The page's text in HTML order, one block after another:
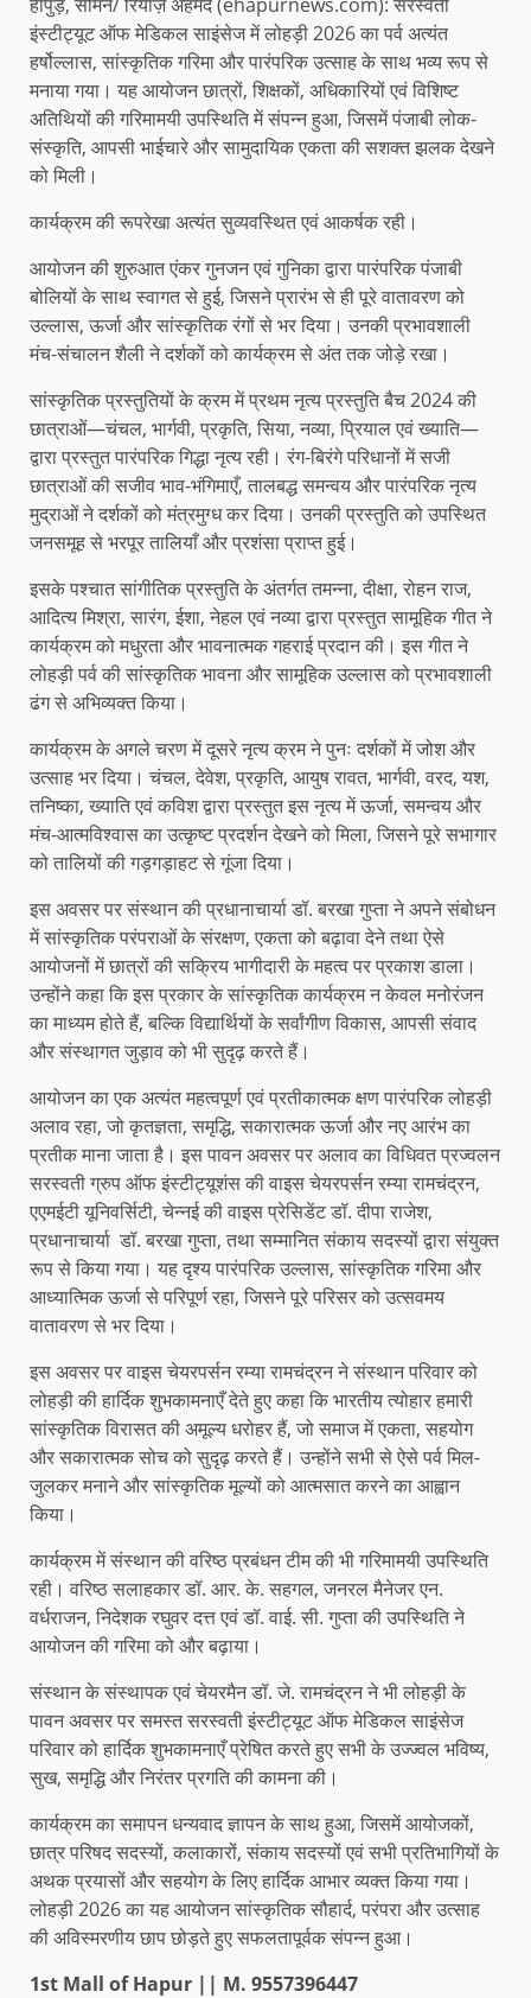
इंस्टीट्यूट ऑफ मेडिकल साइंसेज में लोहड़ी 2026 का पर्व अत्यंत
हर्षोल्लास, सांस्कृतिक गरिमा और पारंपरिक उत्साह के साथ भव्य रूप से
मनाया गया। यह आयोजन छात्रों, शिक्षकों, अधिकारियों एवं विशिष्ट
अतिथियों की गरिमामयी उपस्थिति में संपन्न हुआ, जिसमें पंजाबी लोक-
संस्कृति, आपसी भाईचारे और सामुदायिक एकता की सशक्त झलक देखने
को मिली।
कार्यक्रम की रूपरेखा अत्यंत सुव्यवस्थित एवं आकर्षक रही।
आयोजन की शुरुआत एंकर गुनजन एवं गुनिका द्वारा पारंपरिक पंजाबी
बोलियों के साथ स्वागत से हुई, जिसने प्रारंभ से ही पूरे वातावरण को
उल्लास, ऊर्जा और सांस्कृतिक रंगों से भर दिया। उनकी प्रभावशाली
मंच-संचालन शैली ने दर्शकों को कार्यक्रम से अंत तक जोड़े रखा।
सांस्कृतिक प्रस्तुतियों के क्रम में प्रथम नृत्य प्रस्तुति बैच 2024 की
छात्राओं—चंचल, भार्गवी, प्रकृति, सिया, नव्या, प्रियाल एवं ख्याति—
द्वारा प्रस्तुत पारंपरिक गिद्धा नृत्य रही। रंग-बिरंगे परिधानों में सजी
छात्राओं की सजीव भाव-भंगिमाएँ, तालबद्ध समन्वय और पारंपरिक नृत्य
मुद्राओं ने दर्शकों को मंत्रमुग्ध कर दिया। उनकी प्रस्तुति को उपस्थित
जनसमूह से भरपूर तालियाँ और प्रशंसा प्राप्त हुई।
इसके पश्चात सांगीतिक प्रस्तुति के अंतर्गत तमन्ना, दीक्षा, रोहन राज,
आदित्य मिश्रा, सारंग, ईशा, नेहल एवं नव्या द्वारा प्रस्तुत सामूहिक गीत ने
कार्यक्रम को मधुरता और भावनात्मक गहराई प्रदान की। इस गीत ने
लोहड़ी पर्व की सांस्कृतिक भावना और सामूहिक उल्लास को प्रभावशाली
ढंग से अभिव्यक्त किया।
कार्यक्रम के अगले चरण में दूसरे नृत्य क्रम ने पुनः दर्शकों में जोश और
उत्साह भर दिया। चंचल, देवेश, प्रकृति, आयुष रावत, भार्गवी, वरद, यश,
तनिष्का, ख्याति एवं कविश द्वारा प्रस्तुत इस नृत्य में ऊर्जा, समन्वय और
मंच-आत्मविश्वास का उत्कृष्ट प्रदर्शन देखने को मिला, जिसने पूरे सभागार
को तालियों की गड़गड़ाहट से गूंजा दिया।
इस अवसर पर संस्थान की प्रधानाचार्या डॉ. बरखा गुप्ता ने अपने संबोधन
में सांस्कृतिक परंपराओं के संरक्षण, एकता को बढ़ावा देने तथा ऐसे
आयोजनों में छात्रों की सक्रिय भागीदारी के महत्व पर प्रकाश डाला।
उन्होंने कहा कि इस प्रकार के सांस्कृतिक कार्यक्रम न केवल मनोरंजन
का माध्यम होते हैं, बल्कि विद्यार्थियों के सर्वांगीण विकास, आपसी संवाद
और संस्थागत जुड़ाव को भी सुदृढ़ करते हैं।
आयोजन का एक अत्यंत महत्वपूर्ण एवं प्रतीकात्मक क्षण पारंपरिक लोहड़ी
अलाव रहा, जो कृतज्ञता, समृद्धि, सकारात्मक ऊर्जा और नए आरंभ का
प्रतीक माना जाता है। इस पावन अवसर पर अलाव का विधिवत प्रज्वलन
सरस्वती ग्रुप ऑफ इंस्टीट्यूशंस की वाइस चेयरपर्सन रम्या रामचंद्रन,
एएमईटी यूनिवर्सिटी, चेन्नई की वाइस प्रेसिडेंट डॉ. दीपा राजेश,
प्रधानाचार्या डॉ. बरखा गुप्ता, तथा सम्मानित संकाय सदस्यों द्वारा संयुक्त
रूप से किया गया। यह दृश्य पारंपरिक उल्लास, सांस्कृतिक गरिमा और
आध्यात्मिक ऊर्जा से परिपूर्ण रहा, जिसने पूरे परिसर को उत्सवमय
वातावरण से भर दिया।
इस अवसर पर वाइस चेयरपर्सन रम्या रामचंद्रन ने संस्थान परिवार को
लोहड़ी की हार्दिक शुभकामनाएँ देते हुए कहा कि भारतीय त्योहार हमारी
सांस्कृतिक विरासत की अमूल्य धरोहर हैं, जो समाज में एकता, सहयोग
और सकारात्मक सोच को सुदृढ़ करते हैं। उन्होंने सभी से ऐसे पर्व मिल-
जुलकर मनाने और सांस्कृतिक मूल्यों को आत्मसात करने का आह्वान
किया।
कार्यक्रम में संस्थान की वरिष्ठ प्रबंधन टीम की भी गरिमामयी उपस्थिति
रही। वरिष्ठ सलाहकार डॉ. आर. के. सहगल, जनरल मैनेजर एन.
वर्धराजन, निदेशक रघुवर दत्त एवं डॉ. वाई. सी. गुप्ता की उपस्थिति ने
आयोजन की गरिमा को और बढ़ाया।
संस्थान के संस्थापक एवं चेयरमैन डॉ. जे. रामचंद्रन ने भी लोहड़ी के
पावन अवसर पर समस्त सरस्वती इंस्टीट्यूट ऑफ मेडिकल साइंसेज
परिवार को हार्दिक शुभकामनाएँ प्रेषित करते हुए सभी के उज्ज्वल भविष्य,
सुख, समृद्धि और निरंतर प्रगति की कामना की।
कार्यक्रम का समापन धन्यवाद ज्ञापन के साथ हुआ, जिसमें आयोजकों,
छात्र परिषद सदस्यों, कलाकारों, संकाय सदस्यों एवं सभी प्रतिभागियों के
अथक प्रयासों और सहयोग के लिए हार्दिक आभार व्यक्त किया गया।
लोहड़ी 2026 का यह आयोजन सांस्कृतिक सौहार्द, परंपरा और उत्साह
की अविस्मरणीय छाप छोड़ते हुए सफलतापूर्वक संपन्न हुआ।
1st Mall of Hapur || M. 9557396447